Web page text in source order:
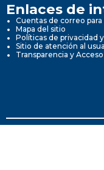
Enlaces de
Cuentas de correo
Mapa del sitio
Políticas de privacidad
Sitio de atención al
Transparencia y